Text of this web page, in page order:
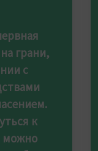
грани,
с
к
можно